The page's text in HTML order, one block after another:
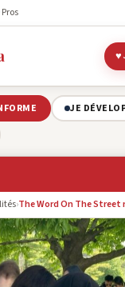
JE
›The Word On The